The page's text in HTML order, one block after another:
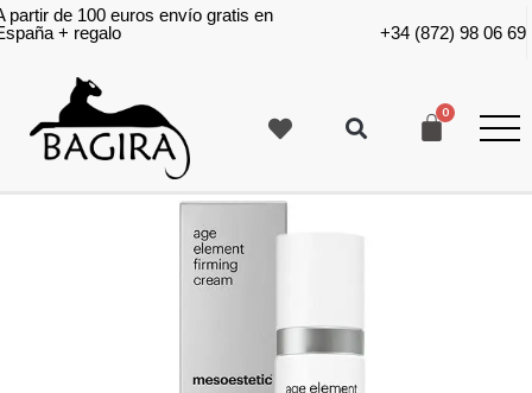
partir de 100 euros envío gratis en
+ regalo
+34 (872) 98 06 69